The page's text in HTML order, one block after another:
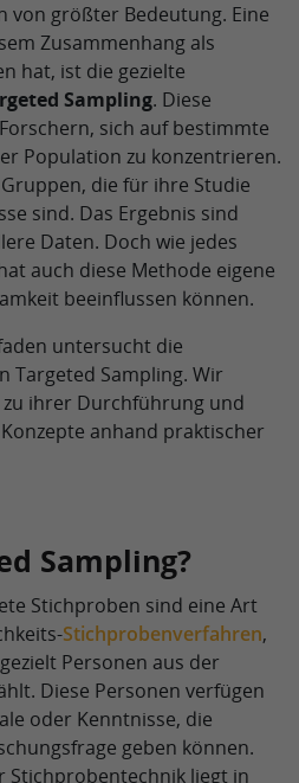
von größter Bedeutung. Eine
Zusammenhang als
hat, ist die gezielte
Sampling. Diese
sich auf bestimmte
Population zu konzentrieren.
die für ihre Studie
sind. Das Ergebnis sind
Daten. Doch wie jedes
auch diese Methode eigene
beeinflussen können.
untersucht die
Targeted Sampling. Wir
ihrer Durchführung und
anhand praktischer
Sampling?
Stichproben sind eine Art
Stichprobenverfahren,
Personen aus der
Diese Personen verfügen
oder Kenntnisse, die
geben können.
Stichprobentechnik liegt in